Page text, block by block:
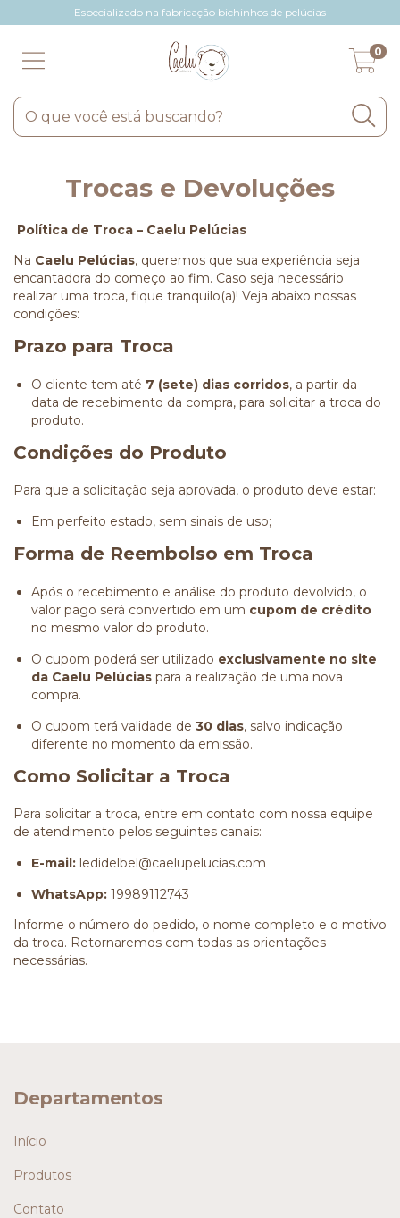
Especializado na fabricação bichinhos de pelúcias
0
Trocas e Devoluções
Política de Troca – Caelu Pelúcias
Na Caelu Pelúcias, queremos que sua experiência seja
encantadora do começo ao fim. Caso seja necessário
realizar uma troca, fique tranquilo(a)! Veja abaixo nossas
condições:
Prazo para Troca
O cliente tem até 7 (sete) dias corridos, a partir da
data de recebimento da compra, para solicitar a troca do
produto.
Condições do Produto
Para que a solicitação seja aprovada, o produto deve estar:
Em perfeito estado, sem sinais de uso;
Forma de Reembolso em Troca
Após o recebimento e análise do produto devolvido, o
valor pago será convertido em um cupom de crédito
no mesmo valor do produto.
O cupom poderá ser utilizado exclusivamente no site
da Caelu Pelúcias para a realização de uma nova
compra.
O cupom terá validade de 30 dias, salvo indicação
diferente no momento da emissão.
Como Solicitar a Troca
Para solicitar a troca, entre em contato com nossa equipe
de atendimento pelos seguintes canais:
E-mail: ledidelbel@caelupelucias.com
WhatsApp: 19989112743
Informe o número do pedido, o nome completo e o motivo
da troca. Retornaremos com todas as orientações
necessárias.
Departamentos
Início
Produtos
Contato